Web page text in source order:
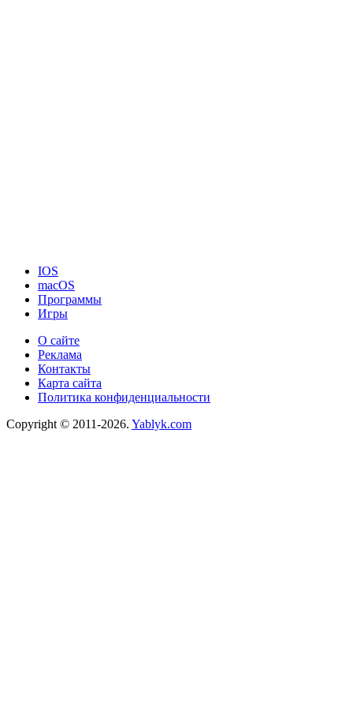
IOS
macOS
Программы
Игры
О сайте
Реклама
Контакты
Карта сайта
Политика конфиденциальности
Copyright © 2011-2026. Yablyk.сom